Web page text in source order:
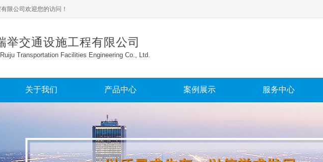
举交通设施工程有限公司​
Transportation Facilities Engineering Co., Ltd.​
限公司​欢迎您的访问！
关于我们 产品中心 案例展示 服务中心